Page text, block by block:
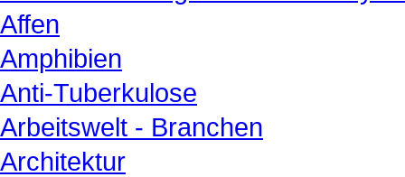
Affen
Amphibien
Anti-Tuberkulose
Arbeitswelt - Branchen
Architektur